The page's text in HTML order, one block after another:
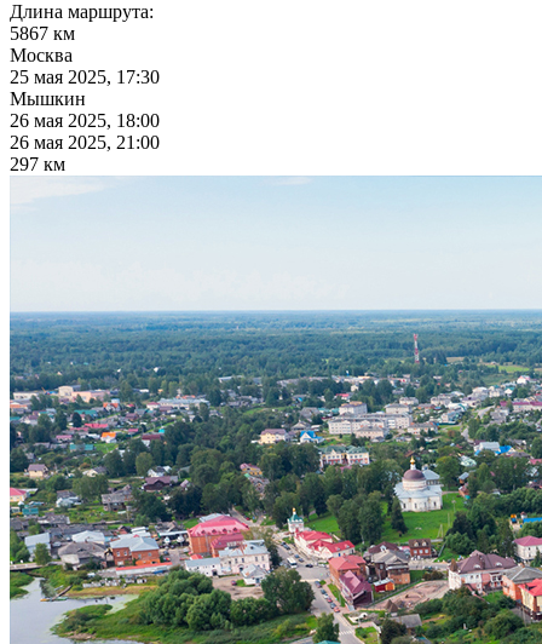
Длина маршрута:
5867 км
Москва
25 мая 2025, 17:30
Мышкин
26 мая 2025, 18:00
26 мая 2025, 21:00
297 км